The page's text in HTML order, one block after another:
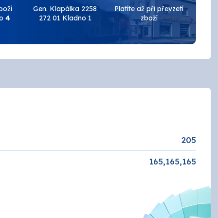
Keramické obklady
AUTOLAK - Škoda / VW
EFEKT
4
Gen. Klapálka 2258
272 01 Kladno 1
Platíte až při převzetí
zboží
205
165,165,165